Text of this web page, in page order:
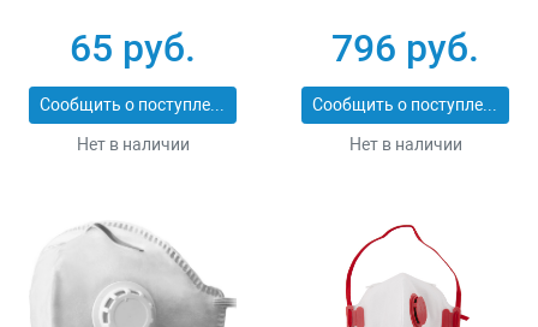
65 руб.
Сообщить о поступлении
Нет в наличии
796 руб.
Сообщить о поступлении
Нет в наличии